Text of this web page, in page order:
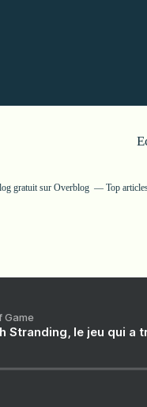
gratuit sur Overblog Top
Game
Stranding, le jeu qui a